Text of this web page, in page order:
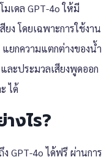
เดล GPT-4o ให้มี
ง โดยเฉพาะการใช้งาน
แยกความแตกต่างของน้ำ
ละประมวลเสียงพูดออก
ได้
งไร?
GPT-4o ได้ฟรี ผ่านการ